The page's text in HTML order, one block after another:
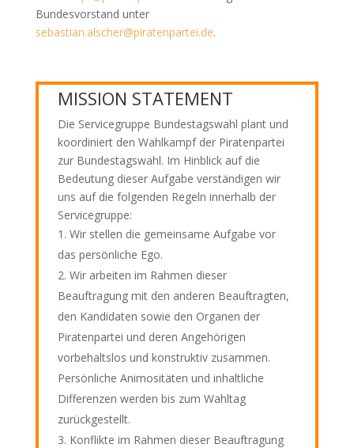
Bundesvorstand unter
sebastian.alscher@piratenpartei.de.
MISSION STATEMENT
Die Servicegruppe Bundestagswahl plant und
koordiniert den Wahlkampf der Piratenpartei
zur Bundestagswahl. Im Hinblick auf die
Bedeutung dieser Aufgabe verständigen wir
uns auf die folgenden Regeln innerhalb der
Servicegruppe:
Wir stellen die gemeinsame Aufgabe vor
das persönliche Ego.
Wir arbeiten im Rahmen dieser
Beauftragung mit den anderen Beauftragten,
den Kandidaten sowie den Organen der
Piratenpartei und deren Angehörigen
vorbehaltslos und konstruktiv zusammen.
Persönliche Animositäten und inhaltliche
Differenzen werden bis zum Wahltag
zurückgestellt.
Konflikte im Rahmen dieser Beauftragung